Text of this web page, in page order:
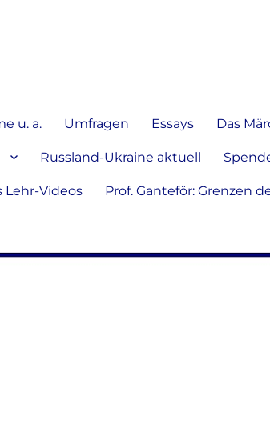
u. a. Umfragen Essays Das
Russland-Ukraine aktuell
Lehr-Videos Prof. Ganteför: Grenzen